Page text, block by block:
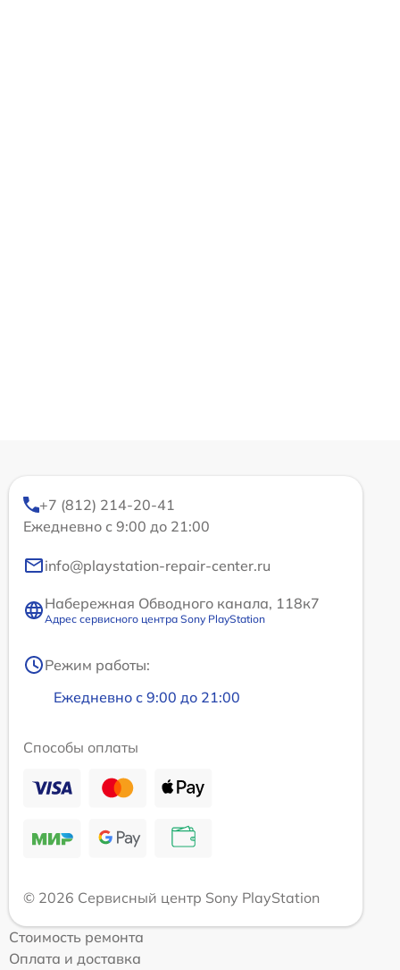
+7 (812) 214-20-41
Ежедневно с 9:00 до 21:00
info@playstation-repair-center.ru
Набережная Обводного канала, 118к7
Адрес сервисного центра Sony PlayStation
Режим работы:
Ежедневно с 9:00 до 21:00
Способы оплаты
© 2026 Сервисный центр Sony PlayStation
Стоимость ремонта
Оплата и доставка